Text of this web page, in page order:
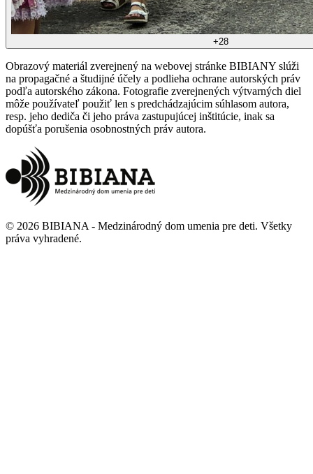
+28
Obrazový materiál zverejnený na webovej stránke BIBIANY slúži
na propagačné a študijné účely a podlieha ochrane autorských práv
podľa autorského zákona. Fotografie zverejnených výtvarných diel
môže používateľ použiť len s predchádzajúcim súhlasom autora,
resp. jeho dediča či jeho práva zastupujúcej inštitúcie, inak sa
dopúšťa porušenia osobnostných práv autora.
© 2026 BIBIANA - Medzinárodný dom umenia pre deti. Všetky
práva vyhradené.